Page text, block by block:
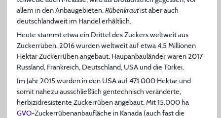
allem in den Anbaugebieten. Rübenkrautist aber auch
deutschlandweit im Handel erhältlich.
Heute stammt etwa ein Drittel des Zuckers weltweit aus
Zuckerrüben. 2016 wurden weltweit auf etwa 4,5 Millionen
Hektar Zuckerrüben angebaut. Haupanbauländer waren 2017
Russland, Frankreich, Deutschland, USA und die Türkei.
Im Jahr 2015 wurden in den USA auf 471.000 Hektar und
somit nahezu ausschließlich gentechnisch veränderte,
herbizidresistente Zuckerrüben angebaut. Mit 15.000 ha
GVO-Zuckerrübenanbaufläche in Kanada (auch fast die